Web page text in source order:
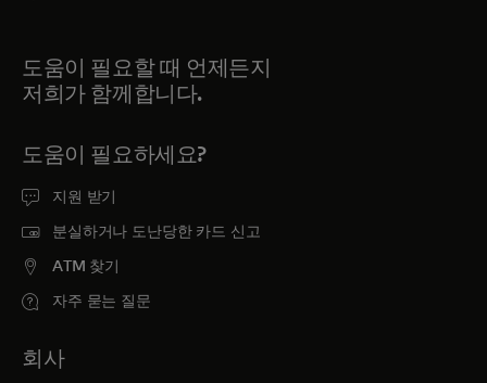
도움이 필요할 때 언제든지
저희가 함께합니다.
도움이 필요하세요?
지원 받기
분실하거나 도난당한 카드 신고
ATM 찾기
자주 묻는 질문
회사